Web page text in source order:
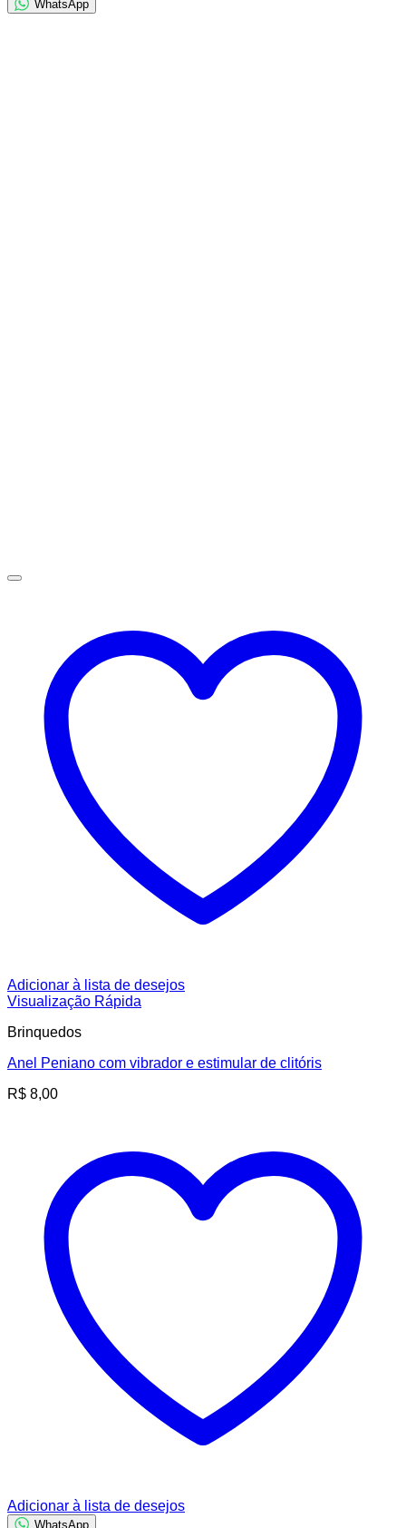
WhatsApp
Adicionar à lista de desejos
Visualização Rápida
Brinquedos
Anel Peniano com vibrador e estimular de clitóris
R$ 8,00
Adicionar à lista de desejos
WhatsApp